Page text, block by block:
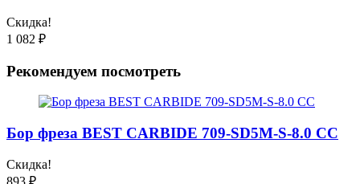
Скидка!
1 082 ₽
Рекомендуем посмотреть
Бор фреза BEST CARBIDE 709-SD5M-S-8.0 CC
Скидка!
893 ₽